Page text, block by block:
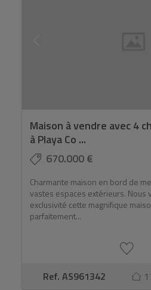
Maison à vendre avec 4
à Playa Co ...
670.000 €
Charmante maison en bord de
vastes espaces extérieurs. Nous
exclusivité cette magnifique
parfaitement...
Ref. AS961342